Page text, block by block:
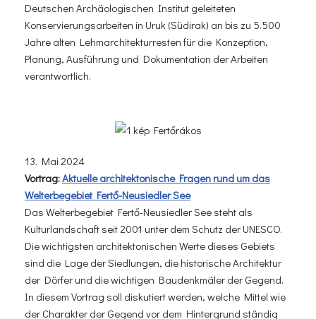
Deutschen Archäologischen Institut geleiteten
Konservierungsarbeiten in Uruk (Südirak) an bis zu 5.500
Jahre alten Lehmarchitekturresten für die Konzeption,
Planung, Ausführung und Dokumentation der Arbeiten
verantwortlich.
13. Mai 2024
Vortrag:Aktuelle architektonische Fragen rund um das
Welterbegebiet Fertő-Neusiedler See
Das Welterbegebiet Fertő-Neusiedler See steht als
Kulturlandschaft seit 2001 unter dem Schutz der UNESCO.
Die wichtigsten architektonischen Werte dieses Gebiets
sind die Lage der Siedlungen, die historische Architektur
der Dörfer und die wichtigen Baudenkmäler der Gegend.
In diesem Vortrag soll diskutiert werden, welche Mittel wie
der Charakter der Gegend vor dem Hintergrund ständig